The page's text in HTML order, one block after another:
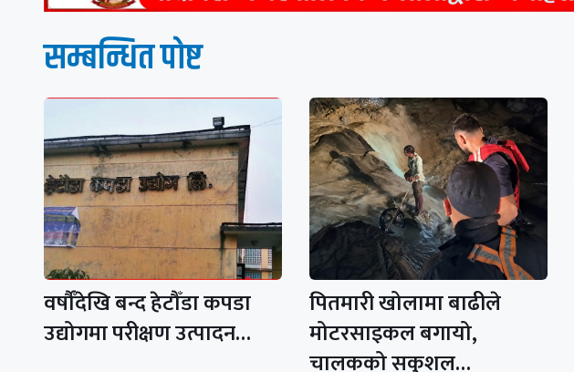
सम्बन्धित पाेष्ट
वर्षौँदेखि बन्द हेटौँडा कपडा
उद्योगमा परीक्षण उत्पादन…
पितमारी खोलामा बाढीले
मोटरसाइकल बगायो,
चालकको सकुशल…